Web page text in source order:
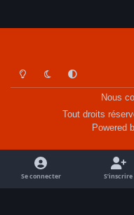
Light ModeDark ModeSystem Preference
Nous
Tout droits
Powered
Se connecter S’inscrire